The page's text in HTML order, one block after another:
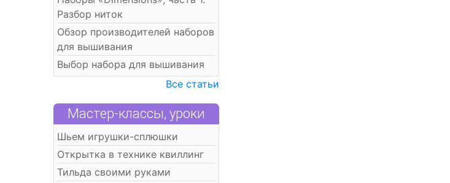
Разбор ниток
Обзор производителей наборов
для вышивания
Выбор набора для вышивания
Все статьи
Мастер-классы, уроки
Шьем игрушки-сплюшки
Открытка в технике квиллинг
Тильда своими руками